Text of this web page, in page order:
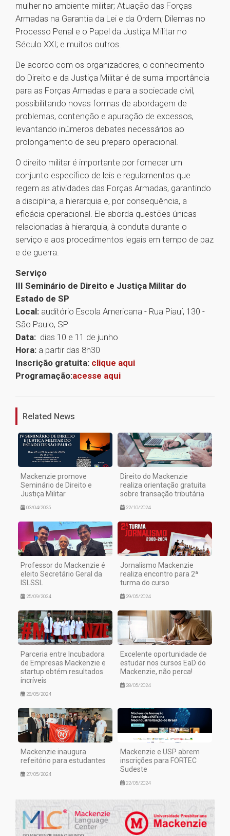
mulher no ambiente militar; Atuação das Forças
Armadas na Garantia da Lei e da Ordem; Dilemas no
Processo Penal e o Papel da Justiça Militar no
Século XXI; e muitos outros.
De acordo com os organizadores, o conhecimento
do Direito e da Justiça Militar é de suma importância
para as Forças Armadas e para a sociedade civil,
possibilitando novas formas de abordagem de
problemas, contenção e apuração de excessos,
levantando inúmeros debates necessários ao
prolongamento de seu preparo operacional.
O direito militar é importante por fornecer um
conjunto específico de leis e regulamentos que
regem as atividades das Forças Armadas, garantindo
a disciplina, a hierarquia e, por consequência, a
eficácia operacional. Ele aborda questões únicas
relacionadas à hierarquia, à conduta durante o
serviço e aos procedimentos legais em tempo de paz
e de guerra.
Serviço
III Seminário de Direito e Justiça Militar do
Estado de SP
Local: auditório Escola Americana - Rua Piauí, 130 -
São Paulo, SP
Data: dias 10 e 11 de junho
Hora: a partir das 8h30
Inscrição gratuita: clique aqui
Programação:acesse aqui
1
Related News
Mackenzie promove
Seminário de Direito e
Justiça Militar
03/04/2025
Direito do Mackenzie
realiza orientação gratuita
sobre transação tributária
22/10/2024
Professor do Mackenzie é
eleito Secretário Geral da
ISLSSL
25/09/2024
Jornalismo Mackenzie
realiza encontro para 2ª
turma do curso
29/05/2024
Parceria entre Incubadora
de Empresas Mackenzie e
startup obtém resultados
incríveis
28/05/2024
Excelente oportunidade de
estudar nos cursos EaD do
Mackenzie, não perca!
28/05/2024
Mackenzie inaugura
refeitório para estudantes
27/05/2024
Mackenzie e USP abrem
inscrições para FORTEC
Sudeste
22/05/2024